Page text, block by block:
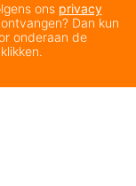
ons privacy
Dan kun
onderaan de